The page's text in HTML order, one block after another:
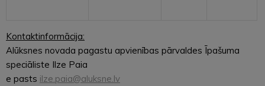
Kontaktinformācija:
Alūksnes novada pagastu apvienības pārvaldes Īpašuma
speciāliste Ilze Paia
e pasts ilze.paia@aluksne.lv